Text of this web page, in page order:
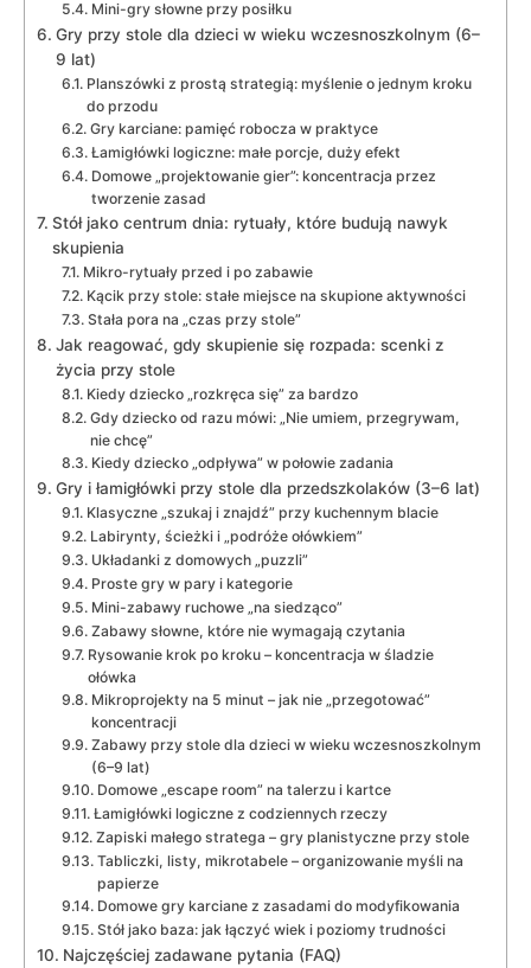
Mini-gry słowne przy posiłku
Gry przy stole dla dzieci w wieku wczesnoszkolnym (6–
9 lat)
Planszówki z prostą strategią: myślenie o jednym kroku
do przodu
Gry karciane: pamięć robocza w praktyce
Łamigłówki logiczne: małe porcje, duży efekt
Domowe „projektowanie gier”: koncentracja przez
tworzenie zasad
Stół jako centrum dnia: rytuały, które budują nawyk
skupienia
Mikro-rytuały przed i po zabawie
Kącik przy stole: stałe miejsce na skupione aktywności
Stała pora na „czas przy stole”
Jak reagować, gdy skupienie się rozpada: scenki z
życia przy stole
Kiedy dziecko „rozkręca się” za bardzo
Gdy dziecko od razu mówi: „Nie umiem, przegrywam,
nie chcę”
Kiedy dziecko „odpływa” w połowie zadania
Gry i łamigłówki przy stole dla przedszkolaków (3–6 lat)
Klasyczne „szukaj i znajdź” przy kuchennym blacie
Labirynty, ścieżki i „podróże ołówkiem”
Układanki z domowych „puzzli”
Proste gry w pary i kategorie
Mini-zabawy ruchowe „na siedząco”
Zabawy słowne, które nie wymagają czytania
Rysowanie krok po kroku – koncentracja w śladzie
ołówka
Mikroprojekty na 5 minut – jak nie „przegotować”
koncentracji
Zabawy przy stole dla dzieci w wieku wczesnoszkolnym
(6–9 lat)
Domowe „escape room” na talerzu i kartce
Łamigłówki logiczne z codziennych rzeczy
Zapiski małego stratega – gry planistyczne przy stole
Tabliczki, listy, mikrotabele – organizowanie myśli na
papierze
Domowe gry karciane z zasadami do modyfikowania
Stół jako baza: jak łączyć wiek i poziomy trudności
Najczęściej zadawane pytania (FAQ)